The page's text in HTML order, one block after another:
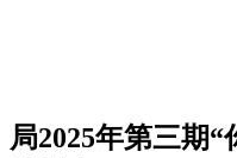
局2025年第三期